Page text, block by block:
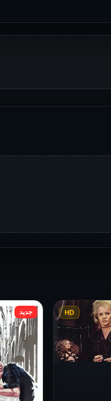
HD جديد